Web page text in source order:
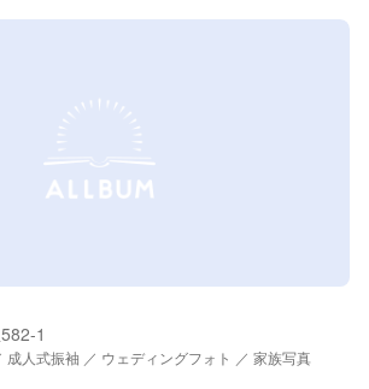
1
成人式振袖 ／ ウェディングフォト ／ 家族写真